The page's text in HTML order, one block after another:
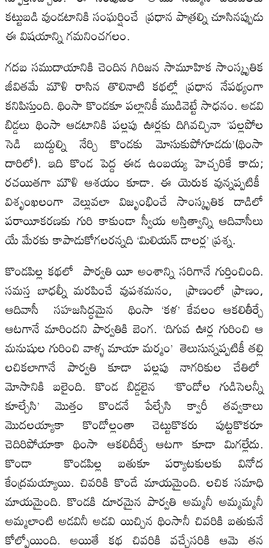
కట్టుబడి వుండటానికి సంఘర్షించే ప్రధాన పాత్రల్ని చూసినప్పుడు
ఈ విషయాన్ని గమనించగలం.
గదబ సముదాయానికి చెందిన గిరిజన సామూహిక సాంస్కృతిక
జీవితమే మౌళి రాసిన తొలినాటి కథల్లో ప్రధాన నేపథ్యంగా
కనిపిస్తుంది. థింసా కొండకూ పల్లానికీ ముడివెట్టే సాధనం. అడవి
బిడ్డలు థింసా ఆడటానికి పల్లపు ఊర్లకు దిగివచ్చినా ‘పల్లపోల
సెడి బుద్దుల్ని నేర్చి కొండకు మోసుకుపోగూడదు’(థింసా
దారిలో). ఇది కొండ పెద్ద ఈడ ఉంబయ్య హెచ్చరికే కాదు;
రచయితగా మౌళి ఆశయం కూడా. ఈ యెరుక వున్నప్పటికీ
విశృంఖలంగా వెల్లువలా విజృంభించే సాంస్కృతిక దాడిలో
పరాయీకరణకు గురి కాకుండా స్వీయ అస్తిత్వాన్ని ఆదివాసీలు
యే మేరకు కాపాడుకోగలరన్నది ‘మిలియన్ డాలర్ల’ ప్రశ్న.
కొండపిల్ల కథలో పార్వతి యీ అంశాన్ని సరిగానే గుర్తించింది.
సమస్త బాధల్నీ మరపించే వుపశమనం, ప్రాణంలో ప్రాణం,
ఆదివాసీ సహజసిద్ధమైన థింసా ‘కళ’ కేవలం ఆకలితీర్చే
ఆటగానే మారిందని పార్వతికి బెంగ. ‘దిగువ ఊర్ల గురించి ఆ
మనుషుల గురించి వాళ్ళ మాయా మర్మం’ తెలుసున్నప్పటికీ తల్లి
లచికలాగానే పార్వతి కూడా పల్లపు నాగరికుల చేతిలో
మోసానికి బలైంది. కొండ బిడ్డలైన ‘కొండోల గుడిసెలన్నీ
కూల్చేసి’ మొత్తం కొండనే పేల్చేసి క్వారీ తవ్వకాలు
మొదలయ్యాకా కొండోల్లంతా చెట్టుకొకరు పుట్టకొకరూ
చెదిరిపోయాకా థింసా ఆకలిదీర్చే ఆటగా కూడా మిగల్లేదు.
కొండా కొండపిల్ల బతుకూ పర్యాటకులకు వినోద
కేంద్రమయ్యాయి. చివరికి కొండే మాయమైంది. లచిక సమాధి
మాయమైంది. కొండకి దూరమైన పార్వతి అమ్మనీ అమ్మమ్మనీ
అమ్మలాంటి అడవినీ అడవి యిచ్చిన థింసానీ చివరికి బతుకునే
కోల్పోయింది. అయితే కథ చివరికి వచ్చేసరికి ఆమె తన